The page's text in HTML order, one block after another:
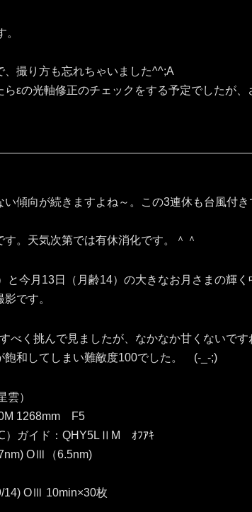
撮り方も忘れちゃいました^^;A
εの光軸修正のチェックをする予定でしたが、
傾向が続きますよね～。この3連休も台風付き
。天気次第では有休消化です。＾＾
と今月13日（月齢14）の大きなお月さまの輝く
です。
べく挑んで見ましたが、なかなか甘くないです
飽和してしまい難敵度100でした。 (-_-;)
）
1268mm F5
）ガイド：QHY5LⅡM ｵﾌｱｷ
OⅢ（6.5nm)
OⅢ 10min×30枚